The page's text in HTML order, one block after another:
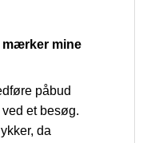
mærker mine
påbud
et besøg.
da